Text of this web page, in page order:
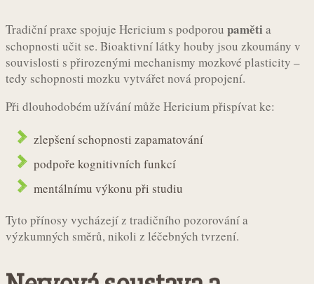
Tradiční praxe spojuje Hericium s podporou paměti a
schopnosti učit se. Bioaktivní látky houby jsou zkoumány v
souvislosti s přirozenými mechanismy mozkové plasticity –
tedy schopnosti mozku vytvářet nová propojení.
Při dlouhodobém užívání může Hericium přispívat ke:
zlepšení schopnosti zapamatování
podpoře kognitivních funkcí
mentálnímu výkonu při studiu
Tyto přínosy vycházejí z tradičního pozorování a
výzkumných směrů, nikoli z léčebných tvrzení.